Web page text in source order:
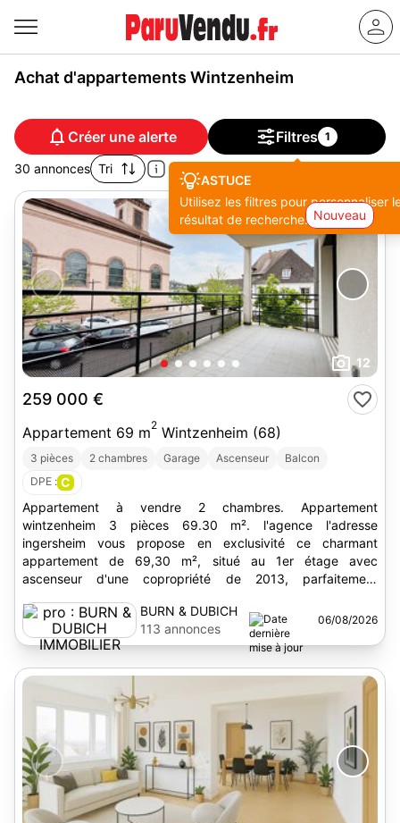
Achat d'appartements Wintzenheim
Créer une alerte Filtres 1
ASTUCE
Utilisez les filtres pour personnaliser
résultat de recherche.
30 annonces Tri
Nouveau
12
259 000 €
Appartement 69 m2 Wintzenheim (68)
3 pièces 2 chambres Garage Ascenseur
Balcon
DPE : C
Appartement à vendre 2 chambres. Appartement
wintzenheim 3 pièces 69.30 m². l'agence l'adresse
ingersheim vous propose en exclusivité ce charmant
appartement de 69,30 m², situé au 1er étage avec
ascenseur d'une copropriété de 2013, parfaitement
BURN & DUBICH
IMMOBILIER
113 annonces
06/08/2026